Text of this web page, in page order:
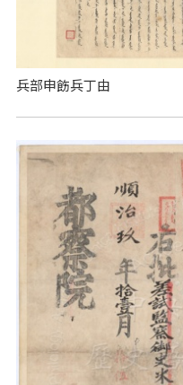
兵部申飭兵丁由